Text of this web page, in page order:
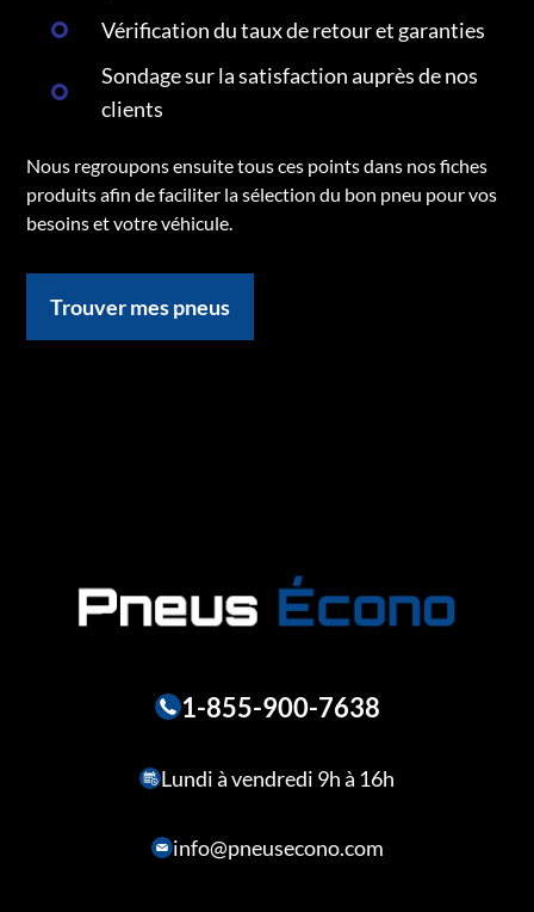
Vérification du taux de retour et garanties
Sondage sur la satisfaction auprès de nos
clients
Nous regroupons ensuite tous ces points dans nos fiches
produits afin de faciliter la sélection du bon pneu pour vos
besoins et votre véhicule.
Trouver mes pneus
1-855-900-7638
Lundi à vendredi 9h à 16h
info@pneusecono.com